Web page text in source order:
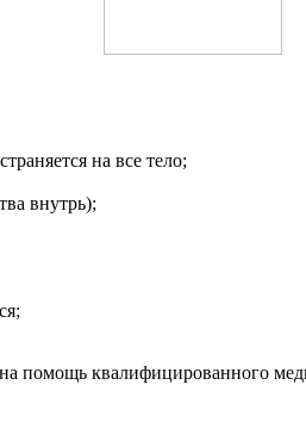
на все тело;
внутрь);
помощь квалифицированного